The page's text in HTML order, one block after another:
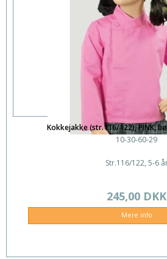
Kokkejakke (str.116/122), PINK,
10-30-60-29
Str.116/122, 5-6
245,00 DKK
Mere info